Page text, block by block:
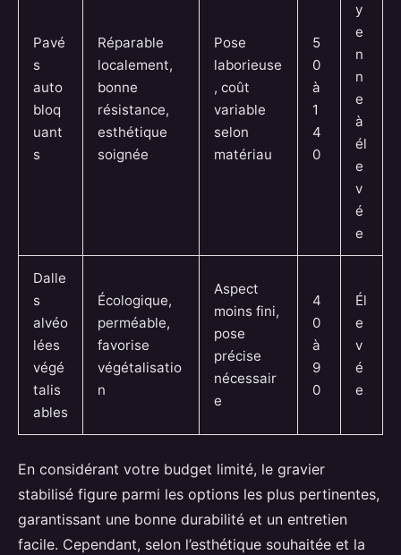
Pavé
s
auto
bloq
uant
s
Réparable
localement,
bonne
résistance,
esthétique
soignée
Pose
laborieuse
, coût
variable
selon
matériau
5
0
à
1
4
0
y
e
n
n
e
à
él
e
v
é
e
Dalle
s
alvéo
lées
végé
talis
ables
Écologique,
perméable,
favorise
végétalisatio
n
Aspect
moins fini,
pose
précise
nécessair
e
4
0
à
9
0
Él
e
v
é
e
En considérant votre budget limité, le gravier
stabilisé figure parmi les options les plus pertinentes,
garantissant une bonne durabilité et un entretien
facile. Cependant, selon l’esthétique souhaitée et la